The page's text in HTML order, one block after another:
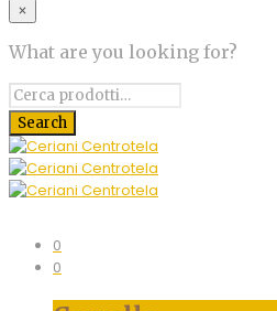
×
What are you looking for?
0
0